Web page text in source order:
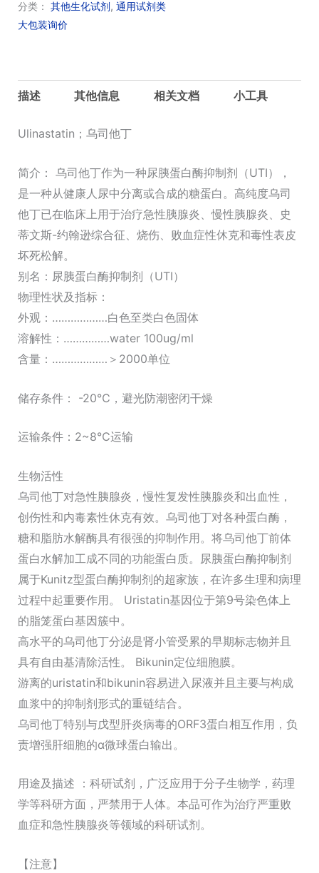
丁
数
分类： 其他生化试剂 , 通用试剂类
大包装询价
描述 其他信息 相关文档 小工具
Ulinastatin；乌司他丁
简介： 乌司他丁作为一种尿胰蛋白酶抑制剂（UTI），
是一种从健康人尿中分离或合成的糖蛋白。高纯度乌司
他丁已在临床上用于治疗急性胰腺炎、慢性胰腺炎、史
蒂文斯-约翰逊综合征、烧伤、败血症性休克和毒性表皮
坏死松解。
别名：尿胰蛋白酶抑制剂（UTI）
物理性状及指标：
外观：………………白色至类白色固体
溶解性：……………water 100ug/ml
含量：………………＞2000单位
储存条件： -20℃，避光防潮密闭干燥
运输条件：2~8℃运输
生物活性
乌司他丁对急性胰腺炎，慢性复发性胰腺炎和出血性，
创伤性和内毒素性休克有效。乌司他丁对各种蛋白酶，
糖和脂肪水解酶具有很强的抑制作用。将乌司他丁前体
蛋白水解加工成不同的功能蛋白质。尿胰蛋白酶抑制剂
属于Kunitz型蛋白酶抑制剂的超家族，在许多生理和病理
过程中起重要作用。 Uristatin基因位于第9号染色体上
的脂笼蛋白基因簇中。
高水平的乌司他丁分泌是肾小管受累的早期标志物并且
具有自由基清除活性。 Bikunin定位细胞膜。
游离的uristatin和bikunin容易进入尿液并且主要与构成
血浆中的抑制剂形式的重链结合。
乌司他丁特别与戊型肝炎病毒的ORF3蛋白相互作用，负
责增强肝细胞的α微球蛋白输出。
用途及描述 ：科研试剂，广泛应用于分子生物学，药理
学等科研方面，严禁用于人体。本品可作为治疗严重败
血症和急性胰腺炎等领域的科研试剂。
【注意】